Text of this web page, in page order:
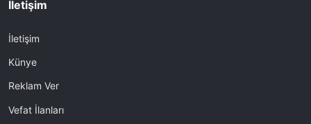
İletişim
İletişim
Künye
Reklam Ver
Vefat İlanları